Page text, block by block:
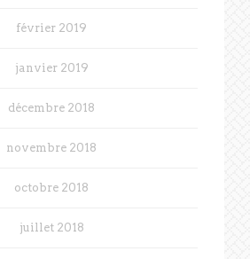
février 2019
janvier 2019
décembre 2018
novembre 2018
octobre 2018
juillet 2018